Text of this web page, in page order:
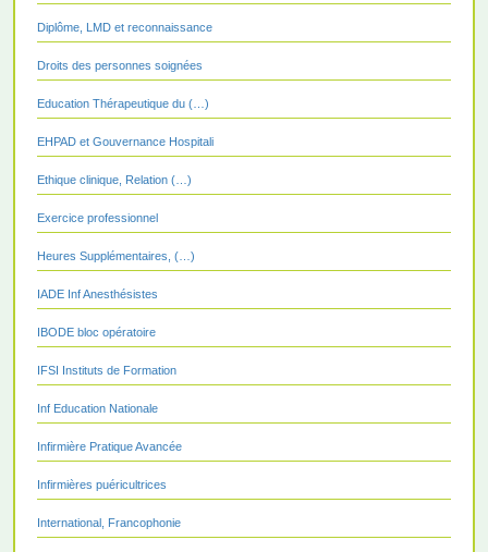
Diplôme, LMD et reconnaissance
Droits des personnes soignées
Education Thérapeutique du (…)
EHPAD et Gouvernance Hospitali
Ethique clinique, Relation (…)
Exercice professionnel
Heures Supplémentaires, (…)
IADE Inf Anesthésistes
IBODE bloc opératoire
IFSI Instituts de Formation
Inf Education Nationale
Infirmière Pratique Avancée
Infirmières puéricultrices
International, Francophonie